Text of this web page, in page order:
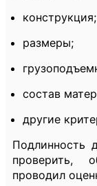
конструкция;
размеры;
состав
другие
Подлинность
проверить,
проводил